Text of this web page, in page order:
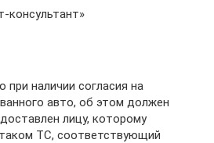
консультант»
наличии согласия на
авто, об этом должен
лицу, которому
ТС, соответствующий